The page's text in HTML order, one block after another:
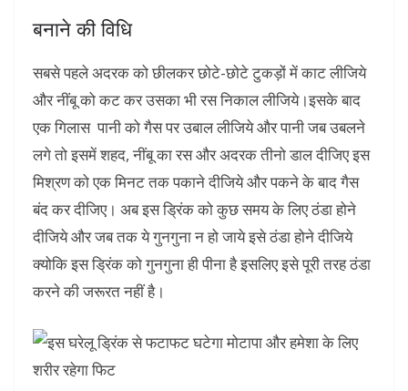
बनाने की विधि
सबसे पहले अदरक को छीलकर छोटे-छोटे टुकड़ों में काट लीजिये
और नींबू को कट कर उसका भी रस निकाल लीजिये।इसके बाद
एक गिलास पानी को गैस पर उबाल लीजिये और पानी जब उबलने
लगे तो इसमें शहद, नींबू का रस और अदरक तीनो डाल दीजिए इस
मिश्रण को एक मिनट तक पकाने दीजिये और पकने के बाद गैस
बंद कर दीजिए। अब इस ड्रिंक को कुछ समय के लिए ठंडा होने
दीजिये और जब तक ये गुनगुना न हो जाये इसे ठंडा होने दीजिये
क्योकि इस ड्रिंक को गुनगुना ही पीना है इसलिए इसे पूरी तरह ठंडा
करने की जरूरत नहीं है।